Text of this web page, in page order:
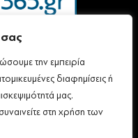
σας
την εμπειρία
διαφημίσεις ή
μας.
στη χρήση των
Δεδομένων
2018/334 L63